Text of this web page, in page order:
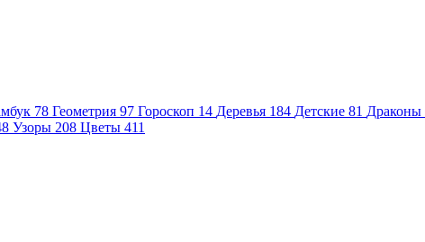
78 Геометрия 97 Гороскоп 14 Деревья 184 Детские 81 Драконы
Узоры 208 Цветы 411